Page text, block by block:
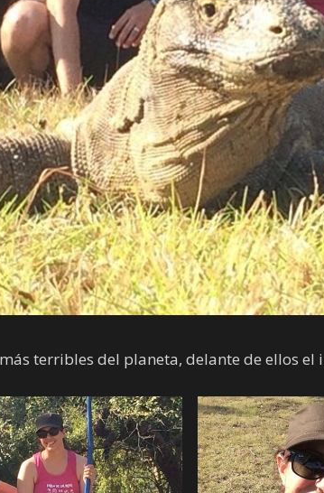
terribles del planeta, delante de ellos el